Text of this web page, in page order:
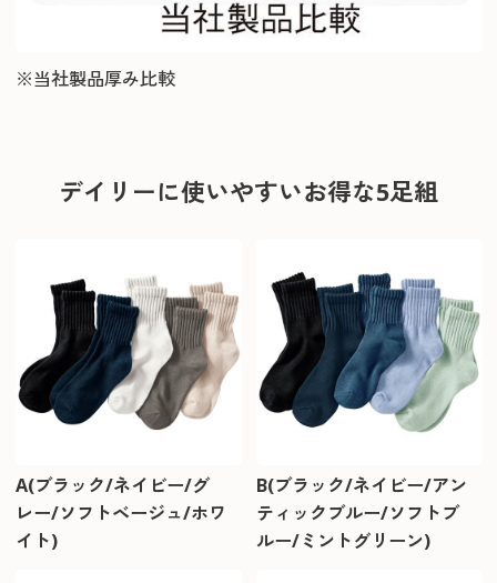
※当社製品厚み比較
デイリーに使いやすいお得な5足組
A(ブラック/ネイビー/グ
レー/ソフトベージュ/ホワ
イト)
B(ブラック/ネイビー/アン
ティックブルー/ソフトブ
ルー/ミントグリーン)